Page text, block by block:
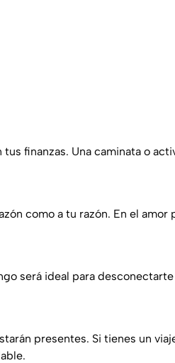
finanzas. Una caminata o
como a tu razón. En el amor
será ideal para
presentes. Si tienes un